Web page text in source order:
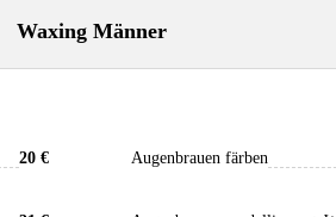
Waxing Männer
20 € Augenbrauen färben